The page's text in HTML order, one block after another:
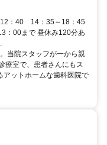
12：40 14：35～18：45
：00まで 昼休み120分あ
当院スタッフが一から親
療室で、患者さんにもス
アットホームな歯科医院で